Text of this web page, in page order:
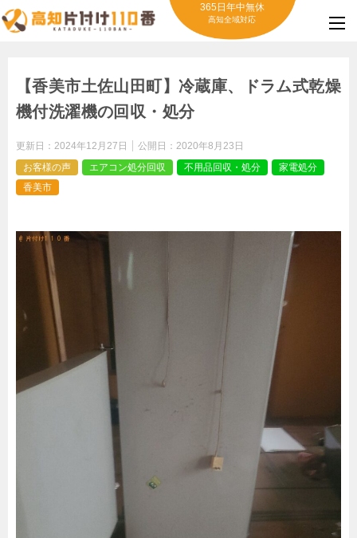
365日年中無休
高知全域対応
【香美市土佐山田町】冷蔵庫、ドラム式乾燥
機付洗濯機の回収・処分
更新日： 2024年12月27日 公開日： 2020年8月23日
お客様の声
エアコン処分回収 不用品回収・処分
家電処分
香美市